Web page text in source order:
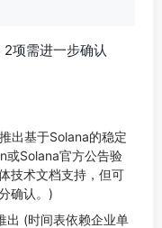
项需进一步确认
出基于Solana的稳定
或Solana官方公告验
技术文档支持，但可
确认。)
出 (时间表依赖企业单